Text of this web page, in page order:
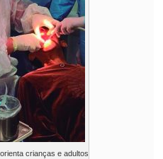
crianças e adultos